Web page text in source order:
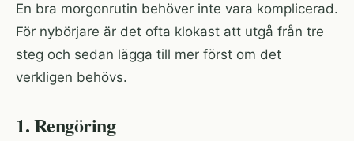
En bra morgonrutin behöver inte vara komplicerad.
För nybörjare är det ofta klokast att utgå från tre
steg och sedan lägga till mer först om det
verkligen behövs.
1. Rengöring